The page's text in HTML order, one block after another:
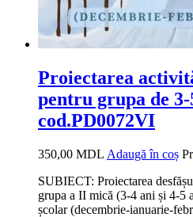
Proiectarea
pentru grupa de
cod.PD0072VI
350,00 MDL Adaugă în coș
SUBIECT: Proiectarea
grupa a II mică (3-4 ani și 4-
școlar (decembrie-ianuarie-